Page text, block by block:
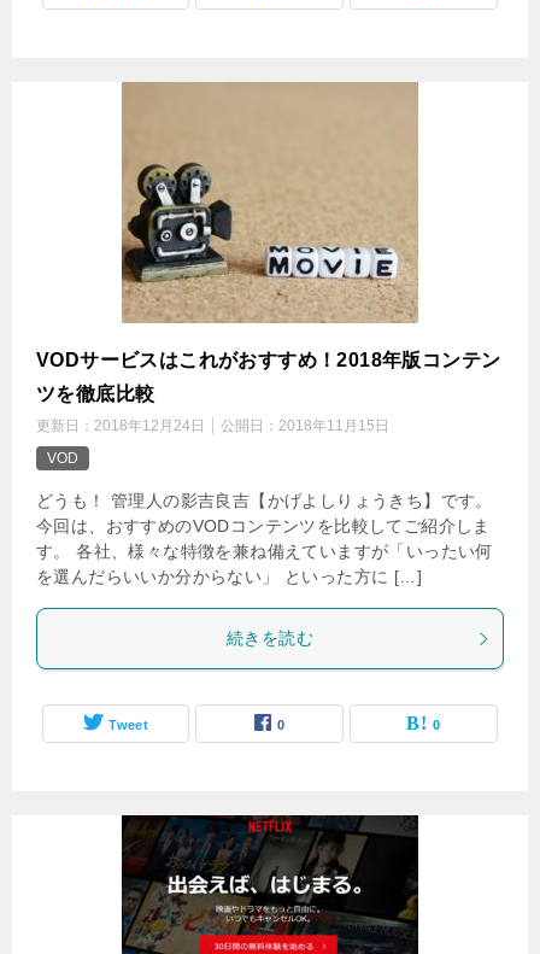
VODサービスはこれがおすすめ！2018年版コンテン
ツを徹底比較
更新日： 2018年12月24日 公開日： 2018年11月15日
VOD
どうも！ 管理人の影吉良吉【かげよしりょうきち】です。
今回は、おすすめのVODコンテンツを比較してご紹介しま
す。 各社、様々な特徴を兼ね備えていますが「いったい何
を選んだらいいか分からない」 といった方に […]
続きを読む
Tweet 0 0